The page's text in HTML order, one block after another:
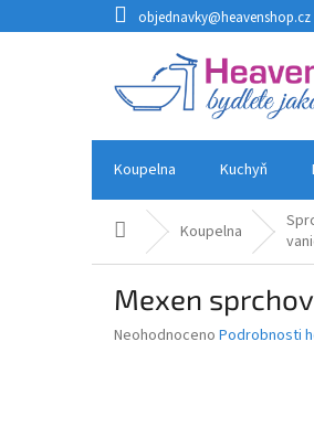
na
objednavky@heavenshop.cz
Koupelna Kuchyň
Domů Koupelna
Mexen
Průměrné
Neohodnoceno Podrobnosti